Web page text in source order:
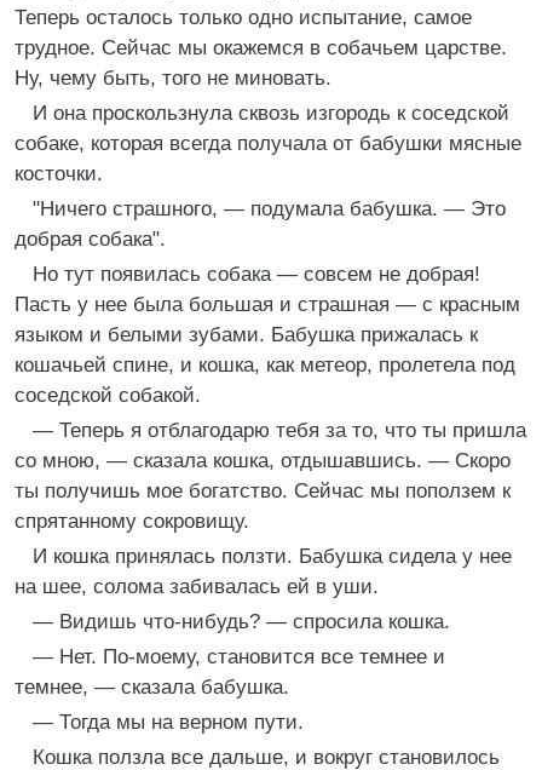
Теперь осталось только одно испытание, самое
трудное. Сейчас мы окажемся в собачьем царстве.
Ну, чему быть, того не миновать.
И она проскользнула сквозь изгородь к соседской
собаке, которая всегда получала от бабушки мясные
косточки.
"Ничего страшного, — подумала бабушка. — Это
добрая собака".
Но тут появилась собака — совсем не добрая!
Пасть у нее была большая и страшная — с красным
языком и белыми зубами. Бабушка прижалась к
кошачьей спине, и кошка, как метеор, пролетела под
соседской собакой.
— Теперь я отблагодарю тебя за то, что ты пришла
со мною, — сказала кошка, отдышавшись. — Скоро
ты получишь мое богатство. Сейчас мы поползем к
спрятанному сокровищу.
И кошка принялась ползти. Бабушка сидела у нее
на шее, солома забивалась ей в уши.
— Видишь что-нибудь? — спросила кошка.
— Нет. По-моему, становится все темнее и
темнее, — сказала бабушка.
— Тогда мы на верном пути.
Кошка ползла все дальше, и вокруг становилось